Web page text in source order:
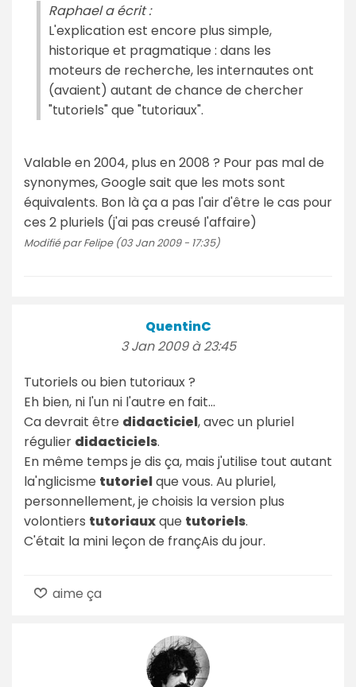
Raphael a écrit :
L'explication est encore plus simple,
historique et pragmatique : dans les
moteurs de recherche, les internautes ont
(avaient) autant de chance de chercher
"tutoriels" que "tutoriaux".
Valable en 2004, plus en 2008 ? Pour pas mal de
synonymes, Google sait que les mots sont
équivalents. Bon là ça a pas l'air d'être le cas pour
ces 2 pluriels (j'ai pas creusé l'affaire)
Modifié par Felipe (03 Jan 2009 - 17:35)
QuentinC
3 Jan 2009 à 23:45
Tutoriels ou bien tutoriaux ?
Eh bien, ni l'un ni l'autre en fait...
Ca devrait être didacticiel, avec un pluriel
régulier didacticiels.
En même temps je dis ça, mais j'utilise tout autant
la'nglicisme tutorielque vous. Au pluriel,
personnellement, je choisis la version plus
volontiers tutoriauxque tutoriels.
C'était la mini leçon de françAis du jour.
aime ça